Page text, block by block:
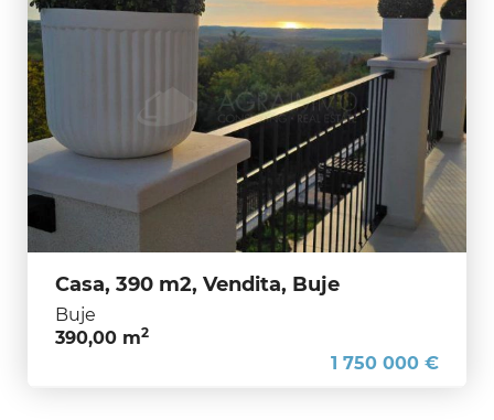
Casa, 390 m2, Vendita, Buje
Buje
390,00 m2
1 750 000 €